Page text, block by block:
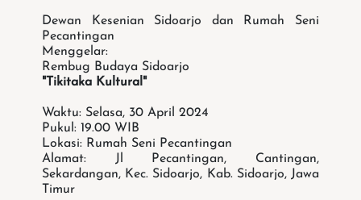
Dewan Kesenian Sidoarjo dan Rumah Seni
Pecantingan
Menggelar:
Rembug Budaya Sidoarjo
"Tikitaka Kultural"
Waktu: Selasa, 30 April 2024
Pukul: 19.00 WIB
Lokasi: Rumah Seni Pecantingan
Alamat: Jl Pecantingan, Cantingan,
Sekardangan, Kec. Sidoarjo, Kab. Sidoarjo, Jawa
Timur